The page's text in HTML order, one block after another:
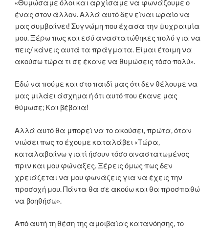
«Θυμώσαμε όλοι και αρχίσαμε να φωνάζουμε ο
ένας στον άλλον. Αλλά αυτό δεν είναι ωραίο να
μας συμβαίνει! Συγνώμη που έχασα την ψυχραιμία
μου. Ξέρω πως και εσύ αναστατώθηκες πολύ για να
πεις/ κάνεις αυτά τα πράγματα. Είμαι έτοιμη να
ακούσω τώρα τι σε έκανε να θυμώσεις τόσο πολύ».
Εδώ να πούμε και στο παιδί μας ότι δεν θέλουμε να
μας μιλάει άσχημα ή ότι αυτό που έκανε μας
θύμωσε; Και βέβαια!
Αλλά αυτό θα μπορεί να το ακούσει, πρώτα, όταν
νιώσει πως το έχουμε καταλάβει «Τώρα,
καταλαβαίνω γιατί ήσουν τόσο αναστατωμένος
πριν και μου φώναξες. Ξέρεις όμως πως δεν
χρειάζεται να μου φωνάζεις για να έχεις την
προσοχή μου. Πάντα θα σε ακούω και θα προσπαθώ
να βοηθήσω».
Από αυτή τη θέση της αμοιβαίας κατανόησης, το